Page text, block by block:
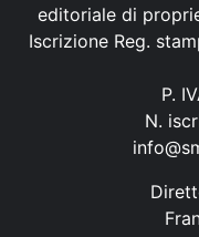
editoriale di
Iscrizione Reg.
P.
N.